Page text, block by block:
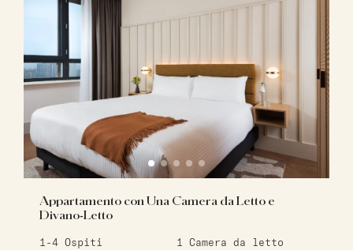
Appartamento con Una Camera da Letto e
Divano-Letto
1-4 Ospiti 1
Camera da letto